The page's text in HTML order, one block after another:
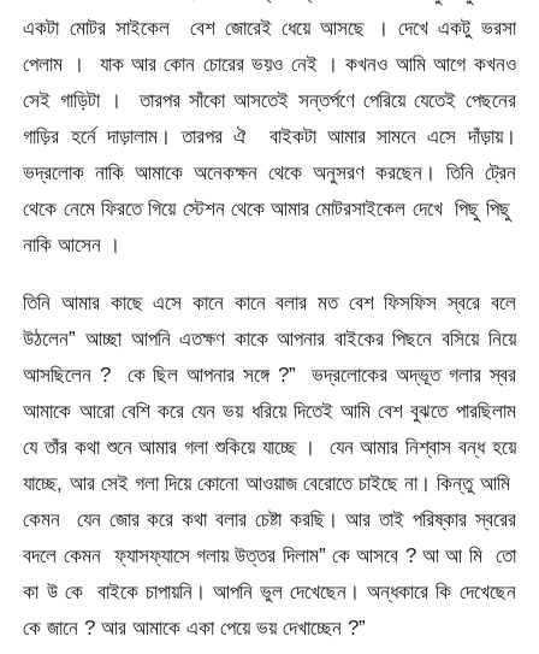
একটা মোটর সাইকেল বেশ জোরেই ধেয়ে আসছে । দেখে একটু ভরসা
পেলাম । যাক আর কোন চোরের ভয়ও নেই । কখনও আমি আগে কখনও
সেই গাড়িটা । তারপর সাঁকো আসতেই সন্তর্পণে পেরিয়ে যেতেই পেছনের
গাড়ির হর্নে দাড়ালাম। তারপর ঐ বাইকটা আমার সামনে এসে দাঁড়ায়।
ভদ্রলোক নাকি আমাকে অনেকক্ষন থেকে অনুসরণ করছেন। তিনি ট্রেন
থেকে নেমে ফিরতে গিয়ে স্টেশন থেকে আমার মোটরসাইকেল দেখে পিছু পিছু
নাকি আসেন ।
তিনি আমার কাছে এসে কানে কানে বলার মত বেশ ফিসফিস স্বরে বলে
উঠলেন” আচ্ছা আপনি এতক্ষণ কাকে আপনার বাইকের পিছনে বসিয়ে নিয়ে
আসছিলেন ? কে ছিল আপনার সঙ্গে ?” ভদ্রলোকের অদ্ভূত গলার স্বর
আমাকে আরো বেশি করে যেন ভয় ধরিয়ে দিতেই আমি বেশ বুঝতে পারছিলাম
যে তাঁর কথা শুনে আমার গলা শুকিয়ে যাচ্ছে । যেন আমার নিশ্বাস বন্ধ হয়ে
যাচ্ছে, আর সেই গলা দিয়ে কোনো আওয়াজ বেরোতে চাইছে না। কিন্তু আমি
কেমন যেন জোর করে কথা বলার চেষ্টা করছি। আর তাই পরিষ্কার স্বরের
বদলে কেমন ফ্যাসফ্যাসে গলায় উত্তর দিলাম” কে আসবে ? আ আ মি তো
কা উ কে বাইকে চাপায়নি। আপনি ভুল দেখেছেন। অন্ধকারে কি দেখেছেন
কে জানে ? আর আমাকে একা পেয়ে ভয় দেখাচ্ছেন ?”